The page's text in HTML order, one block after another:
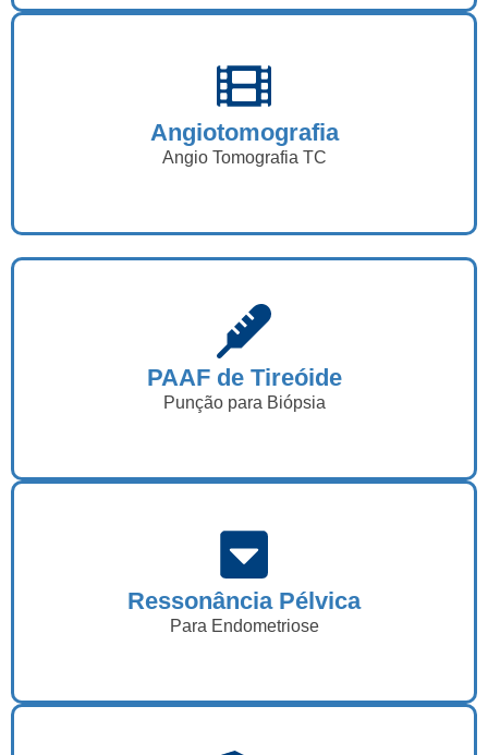
Angiotomografia
Angio Tomografia TC
PAAF de Tireóide
Punção para Biópsia
Ressonância Pélvica
Para Endometriose